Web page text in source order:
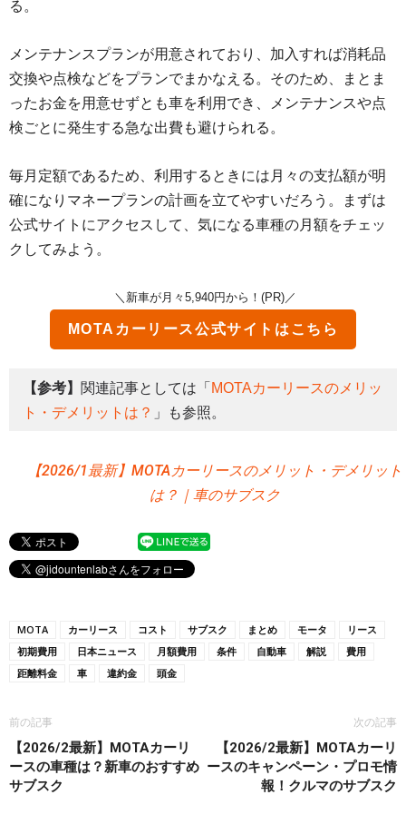
る。
メンテナンスプランが用意されており、加入すれば消耗品
交換や点検などをプランでまかなえる。そのため、まとま
ったお金を用意せずとも車を利用でき、メンテナンスや点
検ごとに発生する急な出費も避けられる。
毎月定額であるため、利用するときには月々の支払額が明
確になりマネープランの計画を立てやすいだろう。まずは
公式サイトにアクセスして、気になる車種の月額をチェッ
クしてみよう。
＼新車が月々5,940円から！(PR)／
MOTAカーリース公式サイトはこちら
【参考】 関連記事としては「 MOTAカーリースのメリッ
ト・デメリットは？ 」も参照。
【2026/1最新】MOTAカーリースのメリット・デメリット
は？｜車のサブスク
MOTA カーリース コスト サブスク まとめ モータ
リース
初期費用
日本ニュース 月額費用 条件 自動車 解説
費用
距離料金
車 違約金 頭金
前の記事
【2026/2最新】MOTAカーリ
ースの車種は？新車のおすすめ
サブスク
次の記事
【2026/2最新】MOTAカーリ
ースのキャンペーン・プロモ情
報！クルマのサブスク